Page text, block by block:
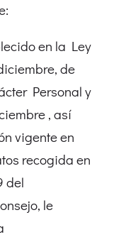
en la Ley
de
Personal y
, así
vigente en
recogida en
del
le